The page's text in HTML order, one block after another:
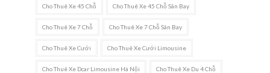
Cho Thuê Xe 45 Chỗ Cho Thuê Xe 45 Chỗ Sân Bay
Cho Thuê Xe 7 Chỗ Cho Thuê Xe 7 Chỗ Sân Bay
Cho Thuê Xe Cưới Cho Thuê Xe Cưới Limousine
Cho Thuê Xe Dcar Limousine Hà Nội Cho Thuê Xe Du 4 Chỗ